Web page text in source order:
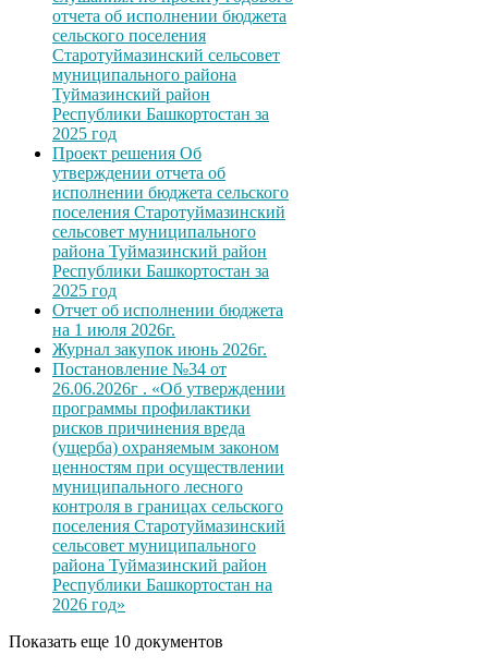
отчета об исполнении бюджета
сельского поселения
Старотуймазинский сельсовет
муниципального района
Туймазинский район
Республики Башкортостан за
2025 год
Проект решения Об
утверждении отчета об
исполнении бюджета сельского
поселения Старотуймазинский
сельсовет муниципального
района Туймазинский район
Республики Башкортостан за
2025 год
Отчет об исполнении бюджета
на 1 июля 2026г.
Журнал закупок июнь 2026г.
Постановление №34 от
26.06.2026г . «Об утверждении
программы профилактики
рисков причинения вреда
(ущерба) охраняемым законом
ценностям при осуществлении
муниципального лесного
контроля в границах сельского
поселения Старотуймазинский
сельсовет муниципального
района Туймазинский район
Республики Башкортостан на
2026 год»
Показать еще 10 документов